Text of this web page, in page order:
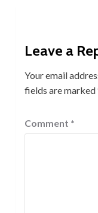
Leave a
Your email
fields are marked
Comment *